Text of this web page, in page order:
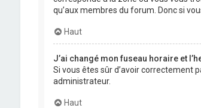
qu’aux membres du forum. Donc si
Haut
J’ai changé mon fuseau horaire et
Si vous êtes sûr d’avoir correctement
administrateur.
Haut